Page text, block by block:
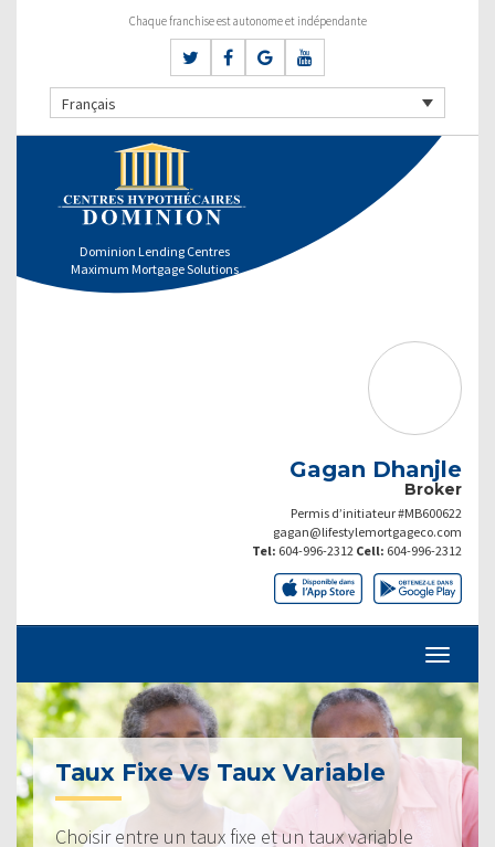
Chaque franchise est autonome et indépendante
Français
Dominion Lending Centres
Maximum Mortgage Solutions
Gagan Dhanjle
Broker
Permis d’initiateur #MB600622
gagan@lifestylemortgageco.com
Tel: 604-996-2312 Cell: 604-996-2312
Taux Fixe Vs Taux Variable
Choisir entre un taux fixe et un taux variable